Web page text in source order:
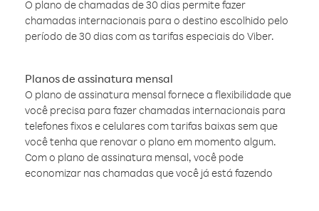
O plano de chamadas de 30 dias permite fazer
chamadas internacionais para o destino escolhido pelo
período de 30 dias com as tarifas especiais do Viber.
Planos de assinatura mensal
O plano de assinatura mensal fornece a flexibilidade que
você precisa para fazer chamadas internacionais para
telefones fixos e celulares com tarifas baixas sem que
você tenha que renovar o plano em momento algum.
Com o plano de assinatura mensal, você pode
economizar nas chamadas que você já está fazendo